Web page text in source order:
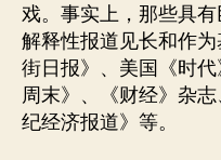
戏。事实上，那些具
解释性报道见长和作
街日报》、美国《时
周末》、《财经》杂
纪经济报道》等。